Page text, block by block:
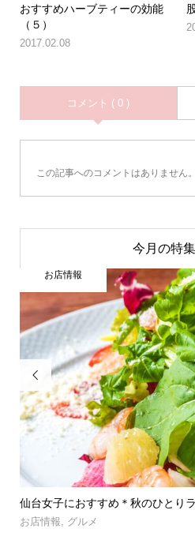
おすすめハーブティーの効能
（５）
2017.02.08
コメント ( 0 )
この記事へのコメントはありません。
今月の特

仙台女子におすすめ＊秋のひとり
お店情報 グルメ
お店情報